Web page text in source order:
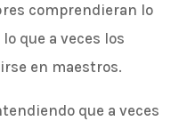
comprendieran lo
que a veces los
en maestros.
que a veces